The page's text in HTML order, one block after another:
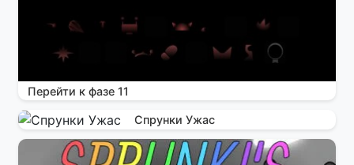
Перейти к фазе 11
Спрунки Ужас